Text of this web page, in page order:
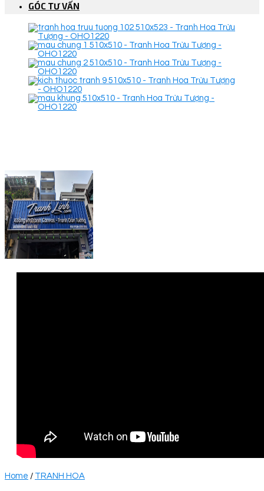
GÓC TƯ VẤN
Home / TRANH HOA